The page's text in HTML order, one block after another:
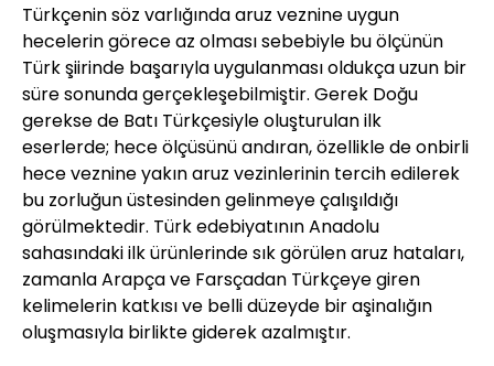
Türkçenin söz varlığında aruz veznine uygun
hecelerin görece az olması sebebiyle bu ölçünün
Türk şiirinde başarıyla uygulanması oldukça uzun bir
süre sonunda gerçekleşebilmiştir. Gerek Doğu
gerekse de Batı Türkçesiyle oluşturulan ilk
eserlerde; hece ölçüsünü andıran, özellikle de onbirli
hece veznine yakın aruz vezinlerinin tercih edilerek
bu zorluğun üstesinden gelinmeye çalışıldığı
görülmektedir. Türk edebiyatının Anadolu
sahasındaki ilk ürünlerinde sık görülen aruz hataları,
zamanla Arapça ve Farsçadan Türkçeye giren
kelimelerin katkısı ve belli düzeyde bir aşinalığın
oluşmasıyla birlikte giderek azalmıştır.